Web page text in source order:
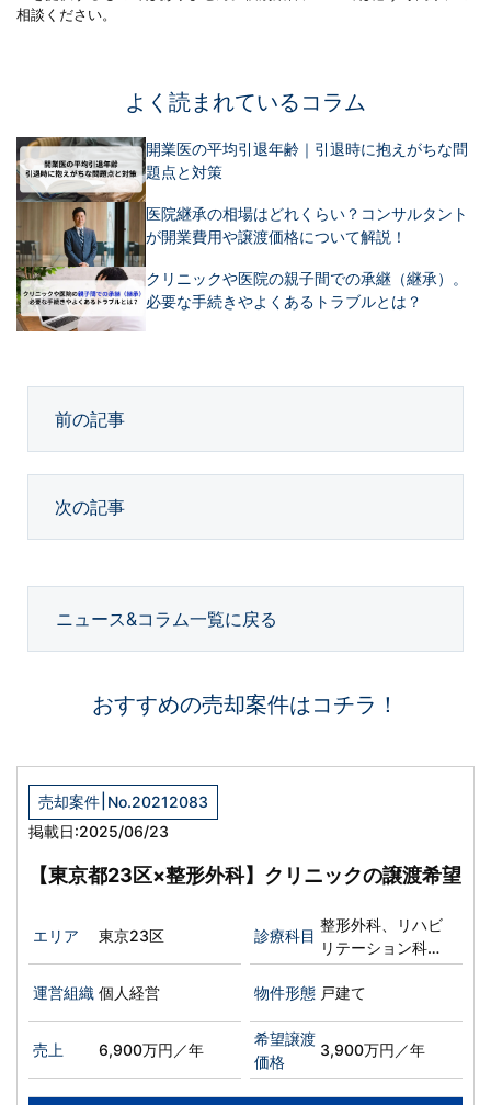
相談ください。
よく読まれているコラム
開業医の平均引退年齢｜引退時に抱えがちな問
題点と対策
医院継承の相場はどれくらい？コンサルタント
が開業費用や譲渡価格について解説！
クリニックや医院の親子間での承継（継承）。
必要な手続きやよくあるトラブルとは？
前の記事
次の記事
ニュース&コラム一覧に戻る
おすすめの売却案件はコチラ！
売却案件 No.20212083
掲載日:2025/06/23
【東京都23区×整形外科】クリニックの譲渡希望
エリア 東京23区 診療科目
整形外科、リハビ
リテーション科、
リウマチ科
運営組織 個人経営 物件形態 戸建て
売上 6,900万円／年
希望譲渡
価格
3,900万円／年